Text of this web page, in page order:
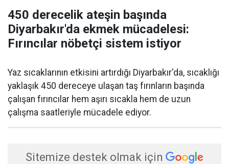
450 derecelik ateşin başında
Diyarbakır'da ekmek mücadelesi:
Fırıncılar nöbetçi sistem istiyor
Yaz sıcaklarının etkisini artırdığı Diyarbakır'da, sıcaklığı
yaklaşık 450 dereceye ulaşan taş fırınların başında
çalışan fırıncılar hem aşırı sıcakla hem de uzun
çalışma saatleriyle mücadele ediyor.
Sitemize destek olmak için